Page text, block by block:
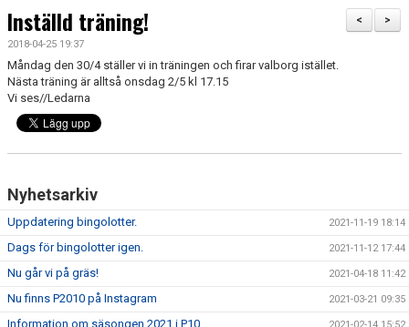
LEDARE
DOKUMENT
BILDGALLERI/ POOLSPELSREFERAT
ÖVERGÅNGSPOLICY
>
<
Inställd träning!
2018-04-25 19:37
Måndag den 30/4 ställer vi in träningen och firar valborg istället.
Nästa träning är alltså onsdag 2/5 kl 17.15
Vi ses//Ledarna
Nyhetsarkiv
Uppdatering bingolotter. 2021-11-19 18:14
Dags för bingolotter igen. 2021-11-12 17:44
Nu går vi på gräs! 2021-04-18 11:42
Nu finns P2010 på Instagram 2021-03-21 09:35
Information om säsongen 2021 i P10